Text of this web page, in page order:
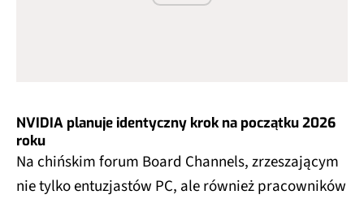
NVIDIA planuje identyczny krok na początku 2026
roku
Na chińskim forum Board Channels, zrzeszającym
nie tylko entuzjastów PC, ale również pracowników